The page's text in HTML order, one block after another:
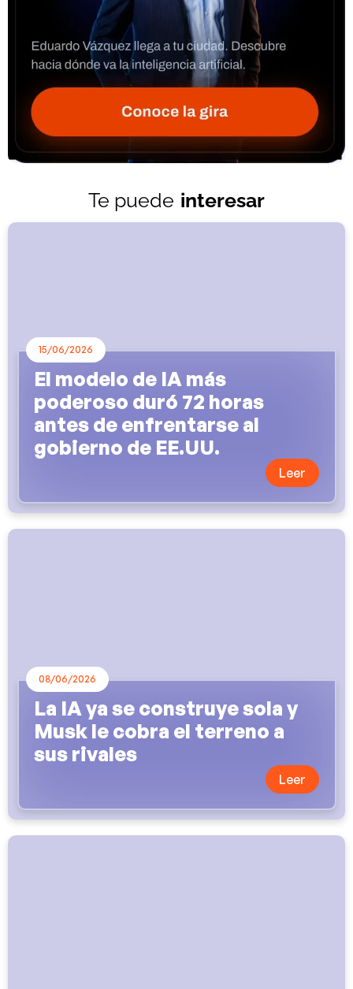
Te puede interesar
15/06/2026
El modelo de IA más
poderoso duró 72 horas
antes de enfrentarse al
gobierno de EE.UU.
Leer
08/06/2026
La IA ya se construye sola y
Musk le cobra el terreno a
sus rivales
Leer